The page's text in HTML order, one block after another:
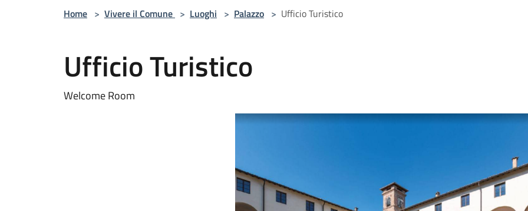
Home > Vivere il Comune > Luoghi > Palazzo > Ufficio Turistico
Ufficio Turistico
Welcome Room